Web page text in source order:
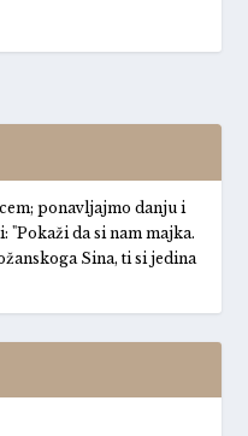
ponavljajmo danju i
"Pokaži da si nam majka.
Sina, ti si jedina